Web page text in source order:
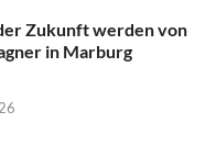
Zukunft werden von
in Marburg